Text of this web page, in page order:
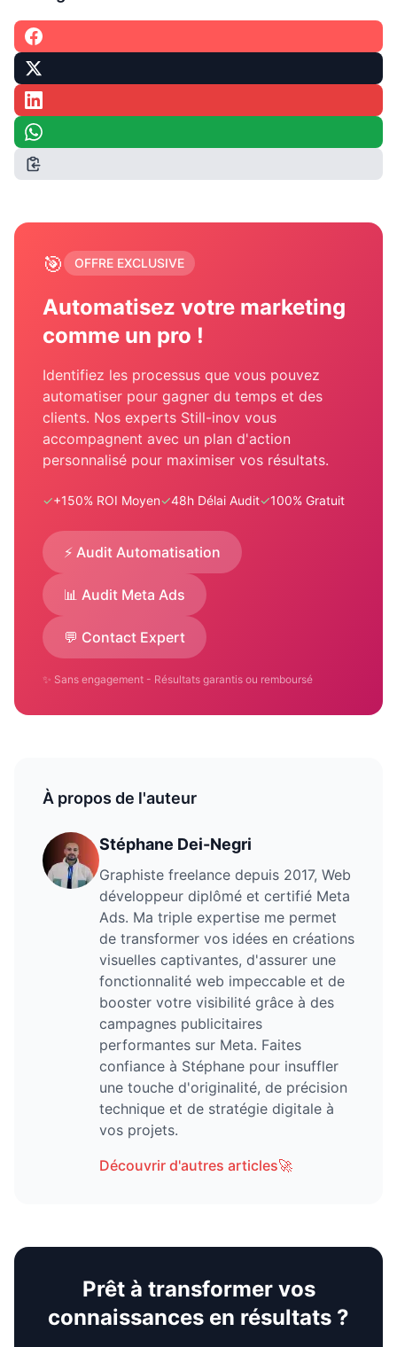
🎯 OFFRE EXCLUSIVE
Automatisez votre marketing
comme un pro !
Identifiez les processus que vous pouvez
automatiser pour gagner du temps et des
clients. Nos experts Still-inov vous
accompagnent avec un plan d'action
personnalisé pour maximiser vos résultats.
✓+150% ROI Moyen✓48h Délai Audit✓100% Gratuit
⚡ Audit Automatisation
📊 Audit Meta Ads
💬 Contact Expert
✨ Sans engagement - Résultats garantis ou remboursé
À propos de l'auteur
Stéphane Dei-Negri
Graphiste freelance depuis 2017, Web
développeur diplômé et certifié Meta
Ads. Ma triple expertise me permet
de transformer vos idées en créations
visuelles captivantes, d'assurer une
fonctionnalité web impeccable et de
booster votre visibilité grâce à des
campagnes publicitaires
performantes sur Meta. Faites
confiance à Stéphane pour insuffler
une touche d'originalité, de précision
technique et de stratégie digitale à
vos projets.
Découvrir d'autres articles🚀
Prêt à transformer vos
connaissances en résultats ?